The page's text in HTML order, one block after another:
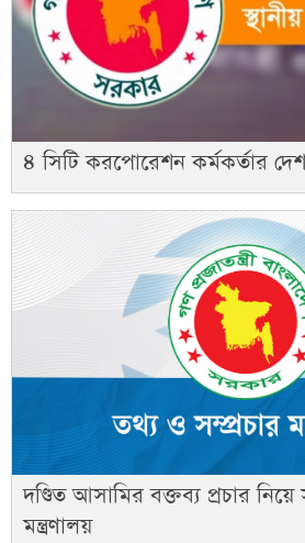
৪ সিটি করপোরেশন কর্মকর্তার
দণ্ডিত আসামির বক্তব্য প্রচার
মন্ত্রণালয়